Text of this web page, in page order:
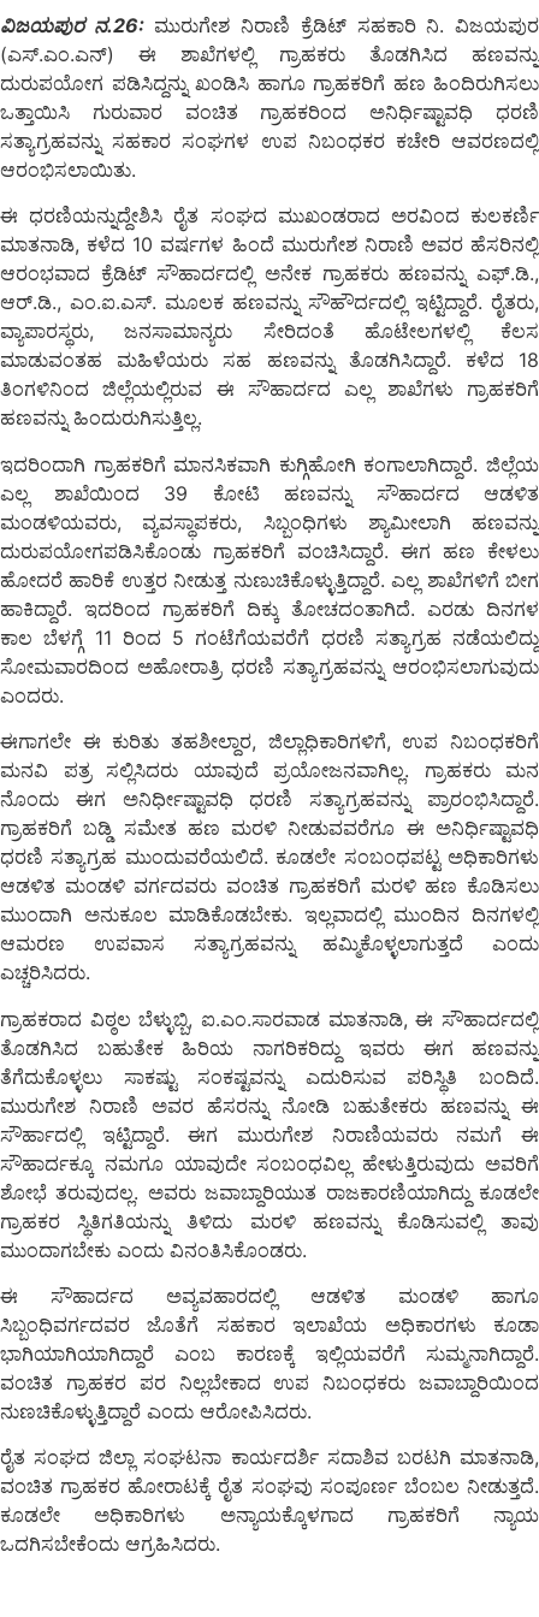
ವಿಜಯಪುರ ನ.26:ಮುರುಗೇಶ ನಿರಾಣಿ ಕ್ರೆಡಿಟ್ ಸಹಕಾರಿ ನಿ. ವಿಜಯಪುರ
(ಎಸ್.ಎಂ.ಎನ್) ಈ ಶಾಖೆಗಳಲ್ಲಿ ಗ್ರಾಹಕರು ತೊಡಗಿಸಿದ ಹಣವನ್ನು
ದುರುಪಯೋಗ ಪಡಿಸಿದ್ದನ್ನು ಖಂಡಿಸಿ ಹಾಗೂ ಗ್ರಾಹಕರಿಗೆ ಹಣ ಹಿಂದಿರುಗಿಸಲು
ಒತ್ತಾಯಿಸಿ ಗುರುವಾರ ವಂಚಿತ ಗ್ರಾಹಕರಿಂದ ಅನಿರ್ಧಿಷ್ಟಾವಧಿ ಧರಣಿ
ಸತ್ಯಾಗ್ರಹವನ್ನು ಸಹಕಾರ ಸಂಘಗಳ ಉಪ ನಿಬಂಧಕರ ಕಚೇರಿ ಆವರಣದಲ್ಲಿ
ಆರಂಭಿಸಲಾಯಿತು.
ಈ ಧರಣಿಯನ್ನುದ್ದೇಶಿಸಿ ರೈತ ಸಂಘದ ಮುಖಂಡರಾದ ಅರವಿಂದ ಕುಲಕರ್ಣಿ
ಮಾತನಾಡಿ, ಕಳೆದ 10 ವರ್ಷಗಳ ಹಿಂದೆ ಮುರುಗೇಶ ನಿರಾಣಿ ಅವರ ಹೆಸರಿನಲ್ಲಿ
ಆರಂಭವಾದ ಕ್ರೆಡಿಟ್ ಸೌಹಾರ್ದದಲ್ಲಿ ಅನೇಕ ಗ್ರಾಹಕರು ಹಣವನ್ನು ಎಫ್.ಡಿ.,
ಆರ್.ಡಿ., ಎಂ.ಐ.ಎಸ್. ಮೂಲಕ ಹಣವನ್ನು ಸೌಹೌರ್ದದಲ್ಲಿ ಇಟ್ಟಿದ್ದಾರೆ. ರೈತರು,
ವ್ಯಾಪಾರಸ್ಥರು, ಜನಸಾಮಾನ್ಯರು ಸೇರಿದಂತೆ ಹೊಟೇಲಗಳಲ್ಲಿ ಕೆಲಸ
ಮಾಡುವಂತಹ ಮಹಿಳೆಯರು ಸಹ ಹಣವನ್ನು ತೊಡಗಿಸಿದ್ದಾರೆ. ಕಳೆದ 18
ತಿಂಗಳಿನಿಂದ ಜಿಲ್ಲೆಯಲ್ಲಿರುವ ಈ ಸೌಹಾರ್ದದ ಎಲ್ಲ ಶಾಖೆಗಳು ಗ್ರಾಹಕರಿಗೆ
ಹಣವನ್ನು ಹಿಂದುರುಗಿಸುತ್ತಿಲ್ಲ.
ಇದರಿಂದಾಗಿ ಗ್ರಾಹಕರಿಗೆ ಮಾನಸಿಕವಾಗಿ ಕುಗ್ಗಿಹೋಗಿ ಕಂಗಾಲಾಗಿದ್ದಾರೆ. ಜಿಲ್ಲೆಯ
ಎಲ್ಲ ಶಾಖೆಯಿಂದ 39 ಕೋಟಿ ಹಣವನ್ನು ಸೌಹಾರ್ದದ ಆಡಳಿತ
ಮಂಡಳಿಯವರು, ವ್ಯವಸ್ಥಾಪಕರು, ಸಿಬ್ಬಂಧಿಗಳು ಶ್ಯಾಮೀಲಾಗಿ ಹಣವನ್ನು
ದುರುಪಯೋಗಪಡಿಸಿಕೊಂಡು ಗ್ರಾಹಕರಿಗೆ ವಂಚಿಸಿದ್ದಾರೆ. ಈಗ ಹಣ ಕೇಳಲು
ಹೋದರೆ ಹಾರಿಕೆ ಉತ್ತರ ನೀಡುತ್ತ ನುಣುಚಿಕೊಳ್ಳುತ್ತಿದ್ದಾರೆ. ಎಲ್ಲ ಶಾಖೆಗಳಿಗೆ ಬೀಗ
ಹಾಕಿದ್ದಾರೆ. ಇದರಿಂದ ಗ್ರಾಹಕರಿಗೆ ದಿಕ್ಕು ತೋಚದಂತಾಗಿದೆ. ಎರಡು ದಿನಗಳ
ಕಾಲ ಬೆಳಗ್ಗೆ 11 ರಿಂದ 5 ಗಂಟೆಗೆಯವರೆಗೆ ಧರಣಿ ಸತ್ಯಾಗ್ರಹ ನಡೆಯಲಿದ್ದು
ಸೋಮವಾರದಿಂದ ಅಹೋರಾತ್ರಿ ಧರಣಿ ಸತ್ಯಾಗ್ರಹವನ್ನು ಆರಂಭಿಸಲಾಗುವುದು
ಎಂದರು.
ಈಗಾಗಲೇ ಈ ಕುರಿತು ತಹಶೀಲ್ದಾರ, ಜಿಲ್ಲಾಧಿಕಾರಿಗಳಿಗೆ, ಉಪ ನಿಬಂಧಕರಿಗೆ
ಮನವಿ ಪತ್ರ ಸಲ್ಲಿಸಿದರು ಯಾವುದೆ ಪ್ರಯೋಜನವಾಗಿಲ್ಲ. ಗ್ರಾಹಕರು ಮನ
ನೊಂದು ಈಗ ಅನಿರ್ಧೀಷ್ಟಾವಧಿ ಧರಣಿ ಸತ್ಯಾಗ್ರಹವನ್ನು ಪ್ರಾರಂಭಿಸಿದ್ದಾರೆ.
ಗ್ರಾಹಕರಿಗೆ ಬಡ್ಡಿ ಸಮೇತ ಹಣ ಮರಳಿ ನೀಡುವವರೆಗೂ ಈ ಅನಿರ್ಧಿಷ್ಟಾವಧಿ
ಧರಣಿ ಸತ್ಯಾಗ್ರಹ ಮುಂದುವರೆಯಲಿದೆ. ಕೂಡಲೇ ಸಂಬಂಧಪಟ್ಟ ಅಧಿಕಾರಿಗಳು
ಆಡಳಿತ ಮಂಡಳಿ ವರ್ಗದವರು ವಂಚಿತ ಗ್ರಾಹಕರಿಗೆ ಮರಳಿ ಹಣ ಕೊಡಿಸಲು
ಮುಂದಾಗಿ ಅನುಕೂಲ ಮಾಡಿಕೊಡಬೇಕು. ಇಲ್ಲವಾದಲ್ಲಿ ಮುಂದಿನ ದಿನಗಳಲ್ಲಿ
ಆಮರಣ ಉಪವಾಸ ಸತ್ಯಾಗ್ರಹವನ್ನು ಹಮ್ಮಿಕೊಳ್ಳಲಾಗುತ್ತದೆ ಎಂದು
ಎಚ್ಚರಿಸಿದರು.
ಗ್ರಾಹಕರಾದ ವಿಠ್ಠಲ ಬೆಳ್ಳುಬ್ಬಿ, ಐ.ಎಂ.ಸಾರವಾಡ ಮಾತನಾಡಿ, ಈ ಸೌಹಾರ್ದದಲ್ಲಿ
ತೊಡಗಿಸಿದ ಬಹುತೇಕ ಹಿರಿಯ ನಾಗರಿಕರಿದ್ದು ಇವರು ಈಗ ಹಣವನ್ನು
ತೆಗೆದುಕೊಳ್ಳಲು ಸಾಕಷ್ಟು ಸಂಕಷ್ಟವನ್ನು ಎದುರಿಸುವ ಪರಿಸ್ಥಿತಿ ಬಂದಿದೆ.
ಮುರುಗೇಶ ನಿರಾಣಿ ಅವರ ಹೆಸರನ್ನು ನೋಡಿ ಬಹುತೇಕರು ಹಣವನ್ನು ಈ
ಸೌರ್ಹಾದಲ್ಲಿ ಇಟ್ಟಿದ್ದಾರೆ. ಈಗ ಮುರುಗೇಶ ನಿರಾಣಿಯವರು ನಮಗೆ ಈ
ಸೌಹಾರ್ದಕ್ಕೂ ನಮಗೂ ಯಾವುದೇ ಸಂಬಂಧವಿಲ್ಲ ಹೇಳುತ್ತಿರುವುದು ಅವರಿಗೆ
ಶೋಭೆ ತರುವುದಲ್ಲ. ಅವರು ಜವಾಬ್ದಾರಿಯುತ ರಾಜಕಾರಣಿಯಾಗಿದ್ದು ಕೂಡಲೇ
ಗ್ರಾಹಕರ ಸ್ಥಿತಿಗತಿಯನ್ನು ತಿಳಿದು ಮರಳಿ ಹಣವನ್ನು ಕೊಡಿಸುವಲ್ಲಿ ತಾವು
ಮುಂದಾಗಬೇಕು ಎಂದು ವಿನಂತಿಸಿಕೊಂಡರು.
ಈ ಸೌಹಾರ್ದದ ಅವ್ಯವಹಾರದಲ್ಲಿ ಆಡಳಿತ ಮಂಡಳಿ ಹಾಗೂ
ಸಿಬ್ಬಂಧಿವರ್ಗದವರ ಜೊತೆಗೆ ಸಹಕಾರ ಇಲಾಖೆಯ ಅಧಿಕಾರಗಳು ಕೂಡಾ
ಭಾಗಿಯಾಗಿಯಾಗಿದ್ದಾರೆ ಎಂಬ ಕಾರಣಕ್ಕೆ ಇಲ್ಲಿಯವರೆಗೆ ಸುಮ್ಮನಾಗಿದ್ದಾರೆ.
ವಂಚಿತ ಗ್ರಾಹಕರ ಪರ ನಿಲ್ಲಬೇಕಾದ ಉಪ ನಿಬಂಧಕರು ಜವಾಬ್ದಾರಿಯಿಂದ
ನುಣಚಿಕೊಳ್ಳುತ್ತಿದ್ದಾರೆ ಎಂದು ಆರೋಪಿಸಿದರು.
ರೈತ ಸಂಘದ ಜಿಲ್ಲಾ ಸಂಘಟನಾ ಕಾರ್ಯದರ್ಶಿ ಸದಾಶಿವ ಬರಟಗಿ ಮಾತನಾಡಿ,
ವಂಚಿತ ಗ್ರಾಹಕರ ಹೋರಾಟಕ್ಕೆ ರೈತ ಸಂಘವು ಸಂಪೂರ್ಣ ಬೆಂಬಲ ನೀಡುತ್ತದೆ.
ಕೂಡಲೇ ಅಧಿಕಾರಿಗಳು ಅನ್ಯಾಯಕ್ಕೊಳಗಾದ ಗ್ರಾಹಕರಿಗೆ ನ್ಯಾಯ
ಒದಗಿಸಬೇಕೆಂದು ಆಗ್ರಹಿಸಿದರು.